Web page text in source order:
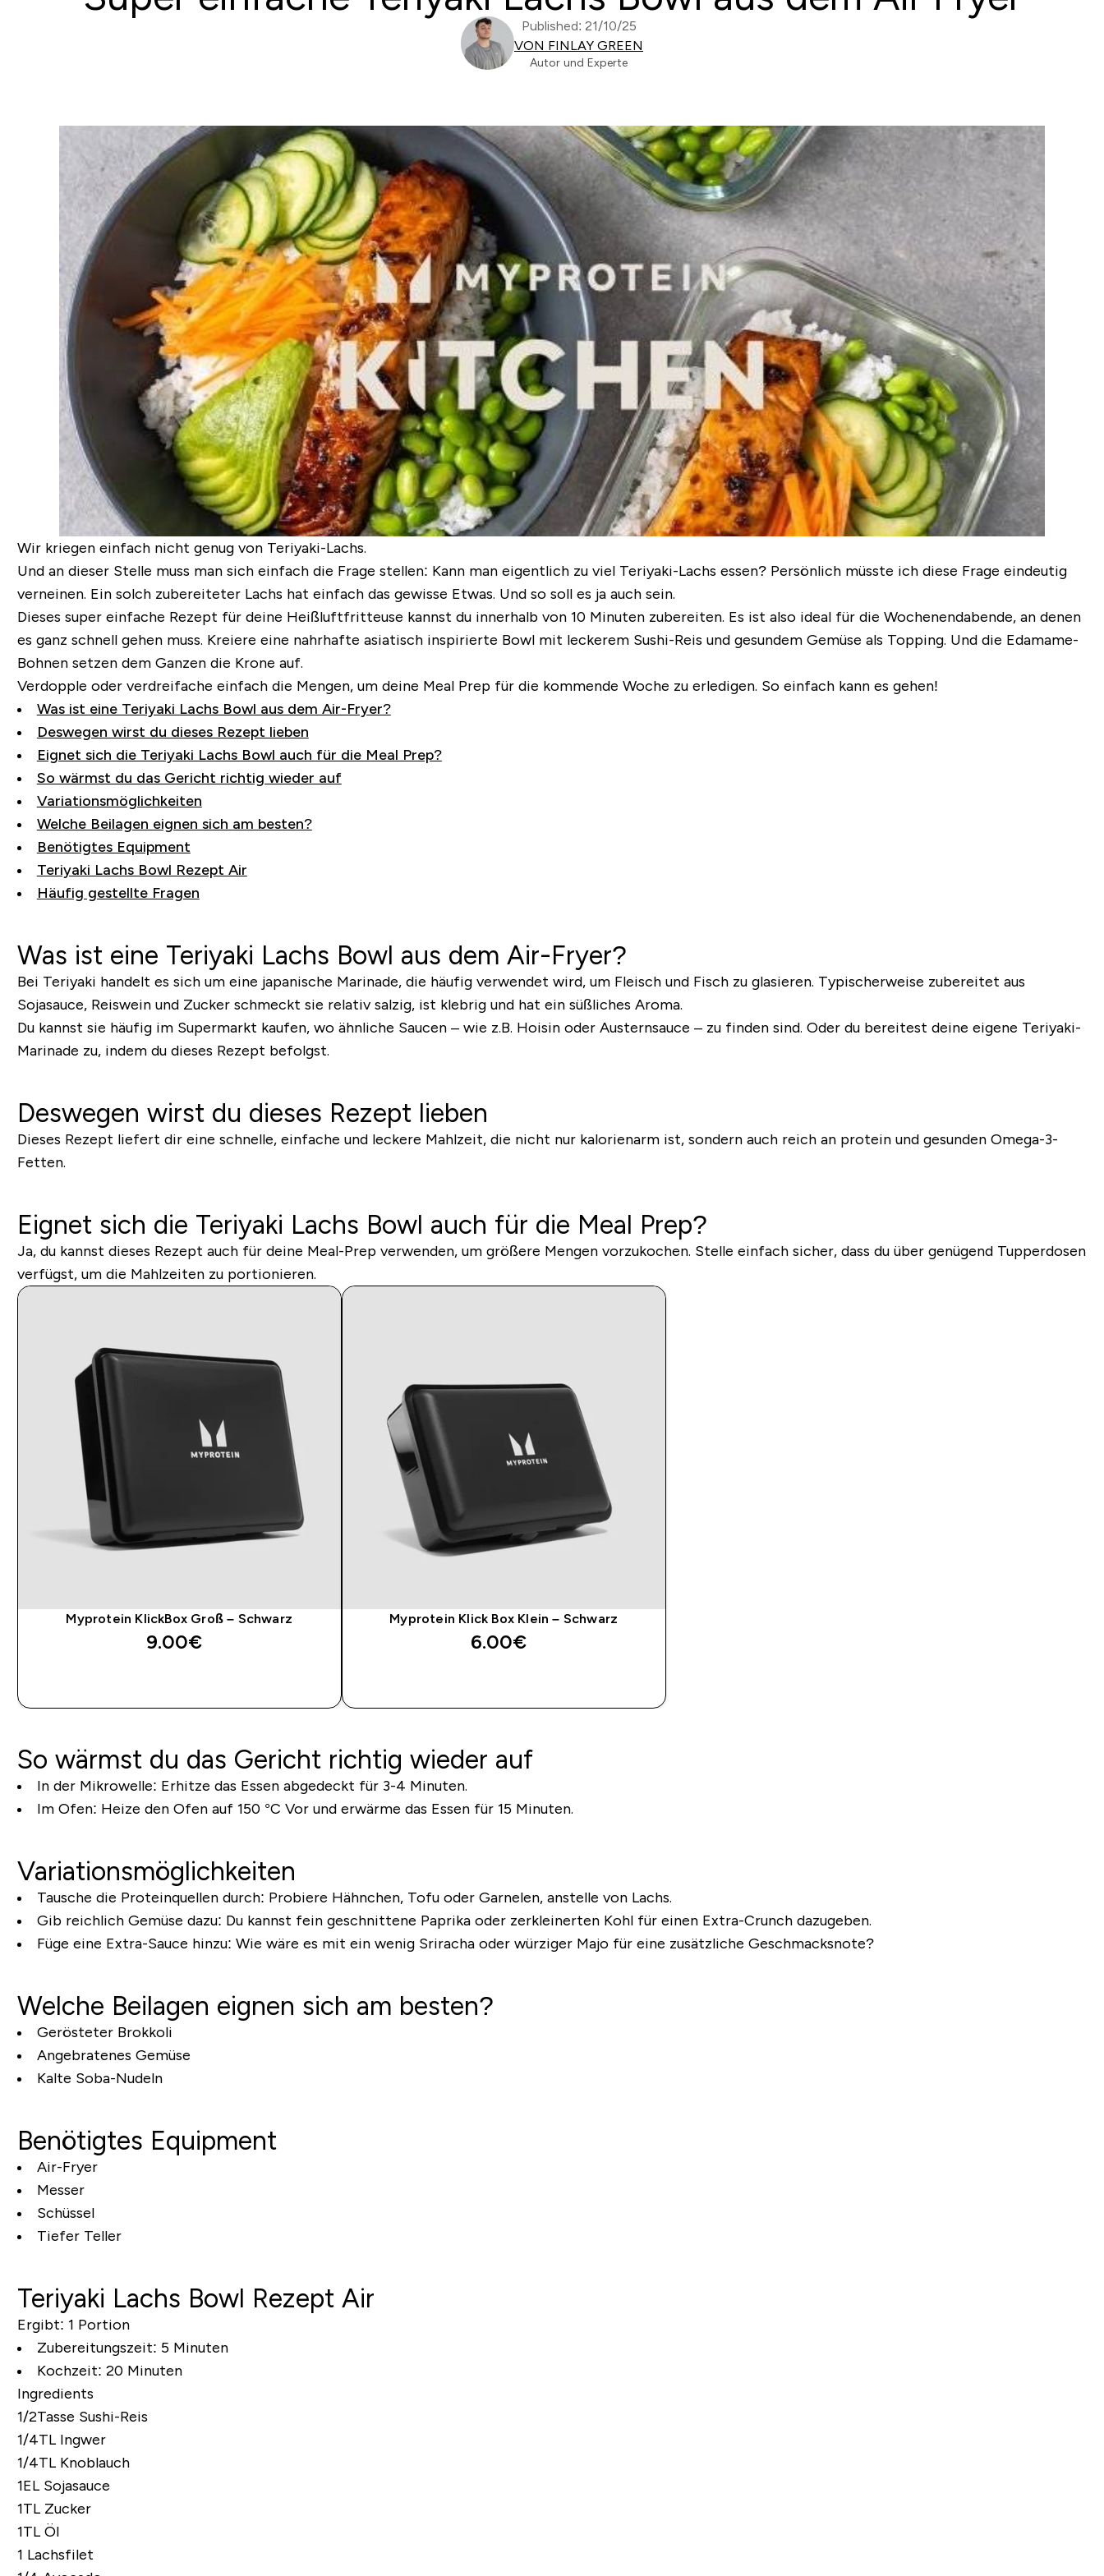
Published: 21/10/25
VON FINLAY GREEN
Autor und Experte
Wir kriegen einfach nicht genug von Teriyaki-Lachs.
Und an dieser Stelle muss man sich einfach die Frage stellen: Kann man eigentlich zu viel Teriyaki-Lachs essen? Persönlich müsste ich diese Frage eindeutig
verneinen. Ein solch zubereiteter Lachs hat einfach das gewisse Etwas. Und so soll es ja auch sein.
Dieses super einfache Rezept für deine Heißluftfritteuse kannst du innerhalb von 10 Minuten zubereiten. Es ist also ideal für die Wochenendabende, an denen
es ganz schnell gehen muss. Kreiere eine nahrhafte asiatisch inspirierte Bowl mit leckerem Sushi-Reis und gesundem Gemüse als Topping. Und die Edamame-
Bohnen setzen dem Ganzen die Krone auf.
Verdopple oder verdreifache einfach die Mengen, um deine Meal Prep für die kommende Woche zu erledigen. So einfach kann es gehen!
Was ist eine Teriyaki Lachs Bowl aus dem Air-Fryer?
Deswegen wirst du dieses Rezept lieben
Eignet sich die Teriyaki Lachs Bowl auch für die Meal Prep?
So wärmst du das Gericht richtig wieder auf
Variationsmöglichkeiten
Welche Beilagen eignen sich am besten?
Benötigtes Equipment
Teriyaki Lachs Bowl Rezept Air
Häufig gestellte Fragen
Was ist eine Teriyaki Lachs Bowl aus dem Air-Fryer?
Bei Teriyaki handelt es sich um eine japanische Marinade, die häufig verwendet wird, um Fleisch und Fisch zu glasieren. Typischerweise zubereitet aus
Sojasauce, Reiswein und Zucker schmeckt sie relativ salzig, ist klebrig und hat ein süßliches Aroma.
Du kannst sie häufig im Supermarkt kaufen, wo ähnliche Saucen – wie z.B. Hoisin oder Austernsauce – zu finden sind. Oder du bereitest deine eigene Teriyaki-
Marinade zu, indem du dieses Rezept befolgst.
Deswegen wirst du dieses Rezept lieben
Dieses Rezept liefert dir eine schnelle, einfache und leckere Mahlzeit, die nicht nur kalorienarm ist, sondern auch reich an protein und gesunden Omega-3-
Fetten.
Eignet sich die Teriyaki Lachs Bowl auch für die Meal Prep?
Ja, du kannst dieses Rezept auch für deine Meal-Prep verwenden, um größere Mengen vorzukochen. Stelle einfach sicher, dass du über genügend Tupperdosen
verfügst, um die Mahlzeiten zu portionieren.
Myprotein KlickBox Groß – Schwarz
9.00€‎
Myprotein Klick Box Klein – Schwarz
6.00€‎
So wärmst du das Gericht richtig wieder auf
In der Mikrowelle: Erhitze das Essen abgedeckt für 3-4 Minuten.
Im Ofen: Heize den Ofen auf 150 °C Vor und erwärme das Essen für 15 Minuten.
Variationsmöglichkeiten
Tausche die Proteinquellen durch: Probiere Hähnchen, Tofu oder Garnelen, anstelle von Lachs.
Gib reichlich Gemüse dazu: Du kannst fein geschnittene Paprika oder zerkleinerten Kohl für einen Extra-Crunch dazugeben.
Füge eine Extra-Sauce hinzu: Wie wäre es mit ein wenig Sriracha oder würziger Majo für eine zusätzliche Geschmacksnote?
Welche Beilagen eignen sich am besten?
Gerösteter Brokkoli
Angebratenes Gemüse
Kalte Soba-Nudeln
Benötigtes Equipment
Air-Fryer
Messer
Schüssel
Tiefer Teller
Teriyaki Lachs Bowl Rezept Air
Ergibt: 1 Portion
Zubereitungszeit: 5 Minuten
Kochzeit: 20 Minuten
Ingredients
1/2Tasse Sushi-Reis
1/4TL Ingwer
1/4TL Knoblauch
1EL Sojasauce
1TL Zucker
1TL Öl
1 Lachsfilet